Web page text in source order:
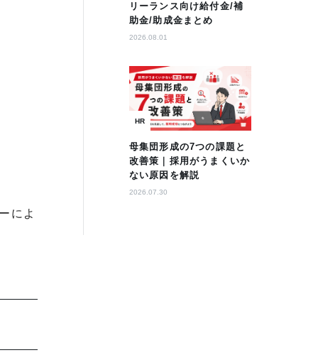
によ
リーランス向け給付金/補
助金/助成金まとめ
2026.08.01
HR
母集団形成の7つの課題と
改善策｜採用がうまくいか
ない原因を解説
2026.07.30